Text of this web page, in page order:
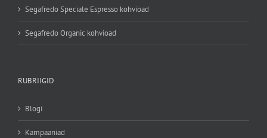
Segafredo Speciale Espresso kohvioad
Segafredo Organic kohvioad
RUBRIIGID
Blogi
Kampaaniad